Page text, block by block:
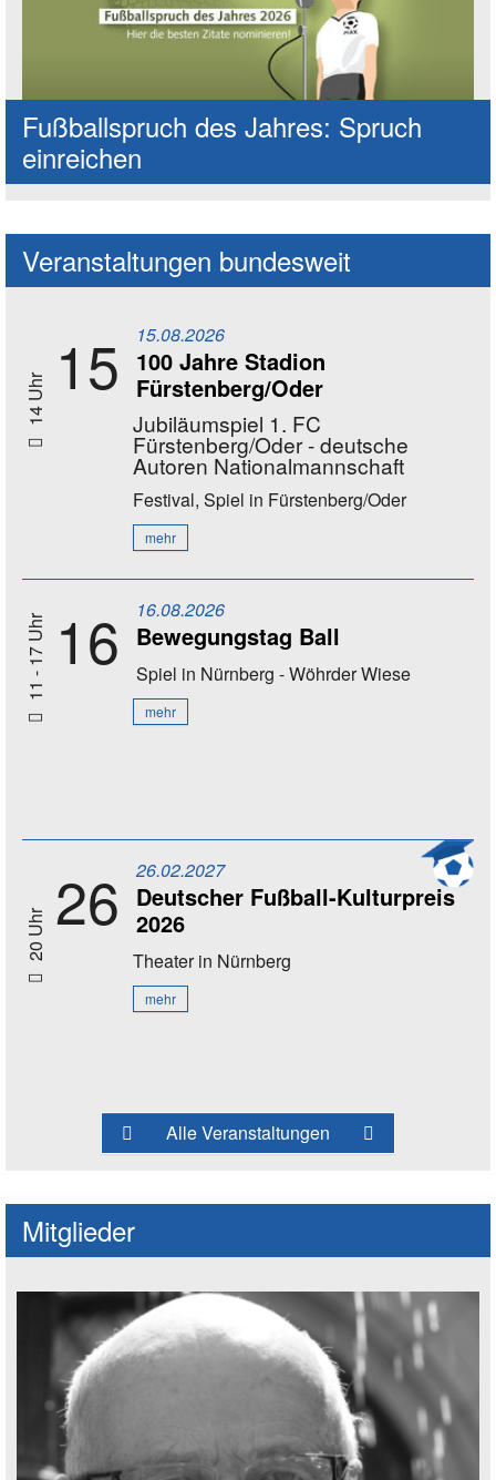
Fußballspruch des Jahres: Spruch
einreichen
Veranstaltungen bundesweit
14 Uhr 15 15.08.2026
100 Jahre Stadion
Fürstenberg/Oder
Jubiläumspiel 1. FC
Fürstenberg/Oder - deutsche
Autoren Nationalmannschaft
Festival, Spiel in Fürstenberg/Oder
mehr
11 - 17 Uhr 16 16.08.2026
Bewegungstag Ball
Spiel in Nürnberg - Wöhrder Wiese
mehr
20 Uhr 26 26.02.2027
Deutscher Fußball-Kulturpreis
2026
Theaterin Nürnberg
mehr
Alle Veranstaltungen
Mitglieder